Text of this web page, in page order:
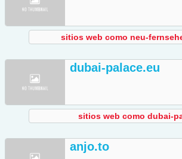
sitios web como neu-
dubai-palace.eu
sitios web como dubai-
anjo.to